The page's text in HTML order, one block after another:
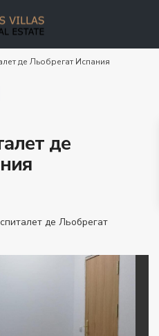
де Льобрегат Испания
де
де Льобрегат